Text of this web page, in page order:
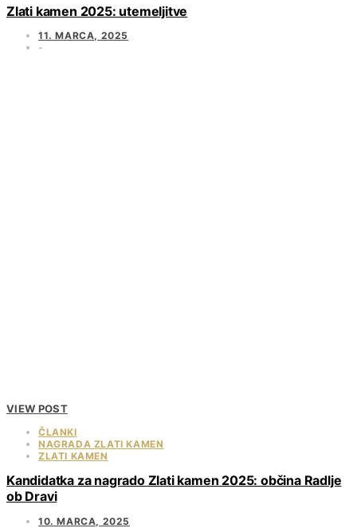
Zlati kamen 2025: utemeljitve
11. MARCA, 2025
VIEW POST
ČLANKI
NAGRADA ZLATI KAMEN
ZLATI KAMEN
Kandidatka za nagrado Zlati kamen 2025: občina Radlje
ob Dravi
10. MARCA, 2025